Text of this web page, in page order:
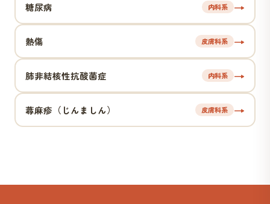
糖尿病 内科系 →
熱傷 皮膚科系 →
肺非結核性抗酸菌症 内科系 →
蕁麻疹（じんましん） 皮膚科系 →